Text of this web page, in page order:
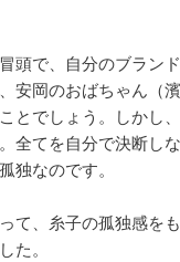
頭で、自分のブラン
安岡のおばちゃん（
とでしょう。しかし
全てを自分で決断し
独なのです。
って、糸子の孤独感を
た。